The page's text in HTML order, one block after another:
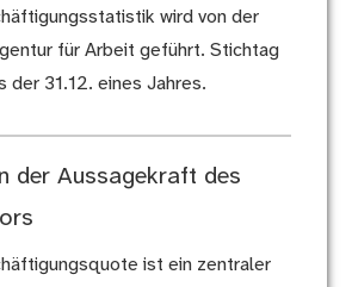
wird von der
für Arbeit geführt. Stichtag
der 31.12. eines Jahres.
der Aussagekraft des
ist ein zentraler